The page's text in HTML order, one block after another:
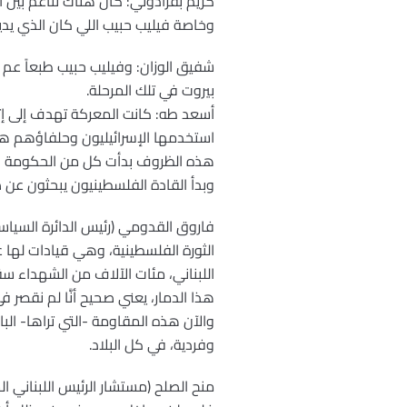
وخاصة فيليب حبيب اللي كان الذي
شفيق الوزان: وفيليب حبيب طبعاً
بيروت في تلك المرحلة.
أسعد طه: كانت المعركة تهدف إلى
استخدمها الإسرائيليون
هذه الظروف بدأت كل من الحكومة
وبدأ القادة الفلسطينيون
فاروق القدومي (رئيس الدائرة
الثورة الفلسطينية، وهي قيادات
اللبناني، مئات الآلاف من
هذا الدمار، يعني صحيح أنَّا لم
والآن هذه المقاومة -التي
وفردية، في كل البلاد.
منح الصلح (مستشار الرئيس